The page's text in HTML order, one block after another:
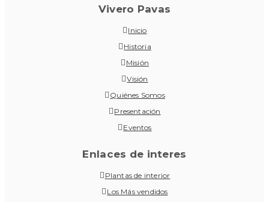
Vivero Pavas
Inicio
Historia
Misión
Visión
Quiénes Somos
Presentación
Eventos
Enlaces de interes
Plantas de interior
Los Más vendidos